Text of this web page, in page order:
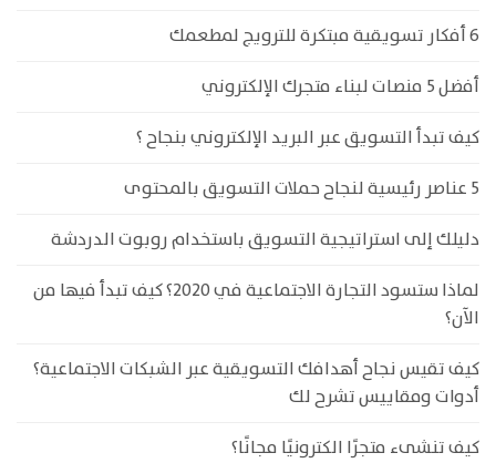
6 أفكار تسويقية مبتكرة للترويج لمطعمك
أفضل 5 منصات لبناء متجرك الإلكتروني
كيف تبدأ التسويق عبر البريد الإلكتروني بنجاح ؟
5 عناصر رئيسية لنجاح حملات التسويق بالمحتوى
دليلك إلى استراتيجية التسويق باستخدام روبوت الدردشة
لماذا ستسود التجارة الاجتماعية في 2020؟ كيف تبدأ فيها من
الآن؟
كيف تقيس نجاح أهدافك التسويقية عبر الشبكات الاجتماعية؟
أدوات ومقاييس تشرح لك
كيف تنشىء متجرًا الكترونيًا مجانًا؟